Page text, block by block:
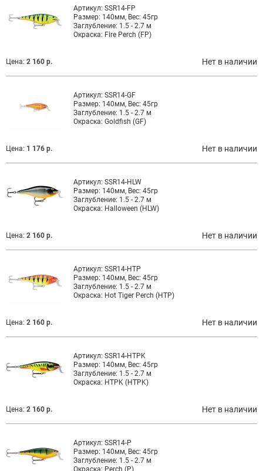
Артикул: SSR14-FP
Размер: 140мм, Вес: 45гр
Заглубление: 1.5 - 2.7 м
Окраска: Fire Perch (FP)
Цена: 2 160 р. Нет в наличии
Артикул: SSR14-GF
Размер: 140мм, Вес: 45гр
Заглубление: 1.5 - 2.7 м
Окраска: Goldfish (GF)
Цена: 1 176 р. Нет в наличии
Артикул: SSR14-HLW
Размер: 140мм, Вес: 45гр
Заглубление: 1.5 - 2.7 м
Окраска: Halloween (HLW)
Цена: 2 160 р. Нет в наличии
Артикул: SSR14-HTP
Размер: 140мм, Вес: 45гр
Заглубление: 1.5 - 2.7 м
Окраска: Hot Tiger Perch (HTP)
Цена: 2 160 р. Нет в наличии
Артикул: SSR14-HTPK
Размер: 140мм, Вес: 45гр
Заглубление: 1.5 - 2.7 м
Окраска: HTPK (HTPK)
Цена: 2 160 р. Нет в наличии
Артикул: SSR14-P
Размер: 140мм, Вес: 45гр
Заглубление: 1.5 - 2.7 м
Окраска: Perch (P)